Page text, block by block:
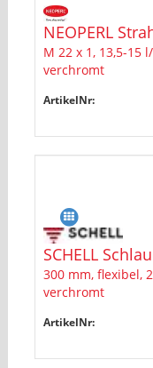
NEOPERL
M 22 x 1, 13,5-15
verchromt
ArtikelNr:
SCHELL
300 mm, flexibel,
verchromt
ArtikelNr: